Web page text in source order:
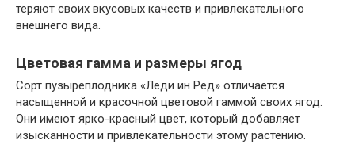
теряют своих вкусовых качеств и привлекательного
внешнего вида.
Цветовая гамма и размеры ягод
Сорт пузыреплодника «Леди ин Ред» отличается
насыщенной и красочной цветовой гаммой своих ягод.
Они имеют ярко-красный цвет, который добавляет
изысканности и привлекательности этому растению.